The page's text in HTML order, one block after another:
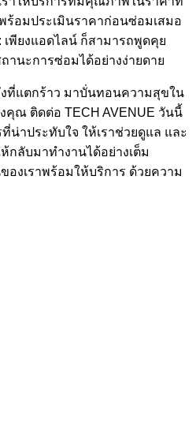
ร้อมประเมินราคาก่อนซ่อมเสมอ
เพียงแอดไลน์ ก็สามารถพูดคุย
านะการซ่อมได้อย่างง่ายดาย
ที่แตกร้าว มาบั่นทอนความสุขใน
คุณ ติดต่อ TECH AVENUE วันนี้
น่าประทับใจ ให้เราช่วยดูแล และ
ลับมาทำงานได้อย่างเต็ม
งเราพร้อมให้บริการ ด้วยความ